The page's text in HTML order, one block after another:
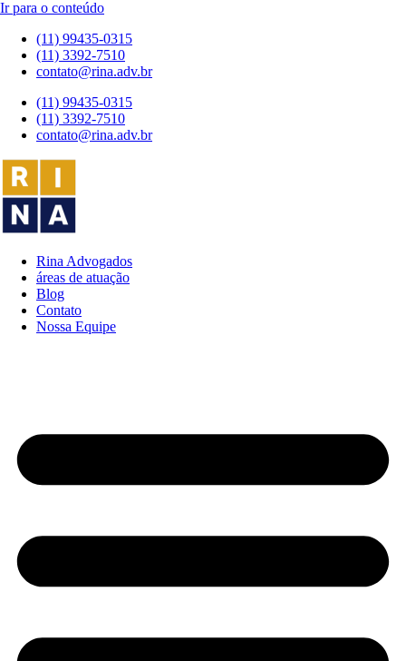
Ir para o conteúdo
(11) 99435-0315
(11) 3392-7510
contato@rina.adv.br
(11) 99435-0315
(11) 3392-7510
contato@rina.adv.br
Rina Advogados
áreas de atuação
Blog
Contato
Nossa Equipe